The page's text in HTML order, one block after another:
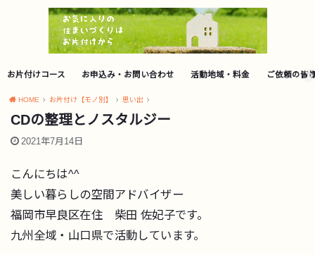
お片付けコース お申込み・お問い合わせ 活動地域・料金 ご依頼の皆
HOME お片付け【モノ別】 思い出
CDの整理とノスタルジー
2021年7月14日
こんにちは^^
美しい暮らしの空間アドバイザー
福岡市早良区在住 柴田 佐妃子です。
九州全域・山口県で活動しています。